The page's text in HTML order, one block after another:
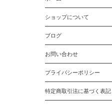
ショップについて
ブログ
お問い合わせ
プライバシーポリシー
特定商取引法に基づく表記